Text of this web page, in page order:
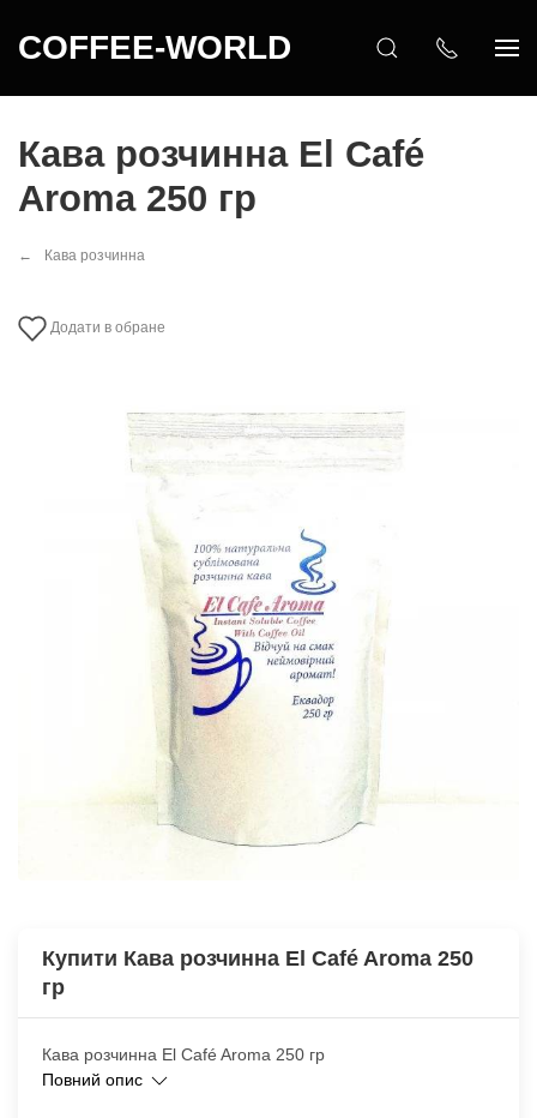
COFFEE-WORLD
Кава розчинна Еl Café
Aroma 250 гр
Кава розчинна
Додати в обране
Купити Кава розчинна Еl Café Aroma 250
гр
Кава розчинна Еl Café Aroma 250 гр
Повний опис